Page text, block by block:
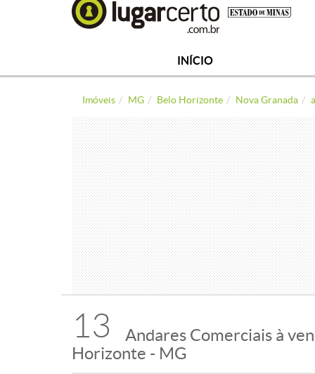
INÍCIO
Imóveis MG Belo Horizonte Nova Granada
13
Andares Comerciais à
Horizonte - MG